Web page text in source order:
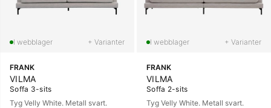
+ Varianter
FRANK
VILMA
Soffa 3-sits
Tyg Velly White. Metall svart.
+ Varianter
FRANK
VILMA
Soffa 2-sits
Tyg Velly White. Metall svart.